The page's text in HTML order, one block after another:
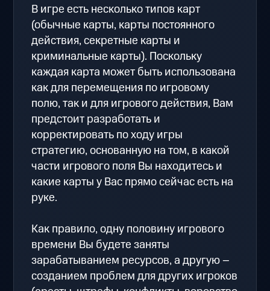
В игре есть несколько типов карт
(обычные карты, карты постоянного
действия, секретные карты и
криминальные карты). Поскольку
каждая карта может быть использована
как для перемещения по игровому
полю, так и для игрового действия, Вам
предстоит разработать и
корректировать по ходу игры
стратегию, основанную на том, в какой
части игрового поля Вы находитесь и
какие карты у Вас прямо сейчас есть на
руке.
Как правило, одну половину игрового
времени Вы будете заняты
зарабатыванием ресурсов, а другую –
созданием проблем для других игроков